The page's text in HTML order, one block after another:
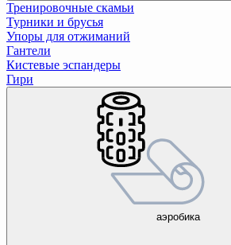
Тренировочные скамьи
Турники и брусья
Упоры для отжиманий
Гантели
Кистевые эспандеры
Гири
аэробика